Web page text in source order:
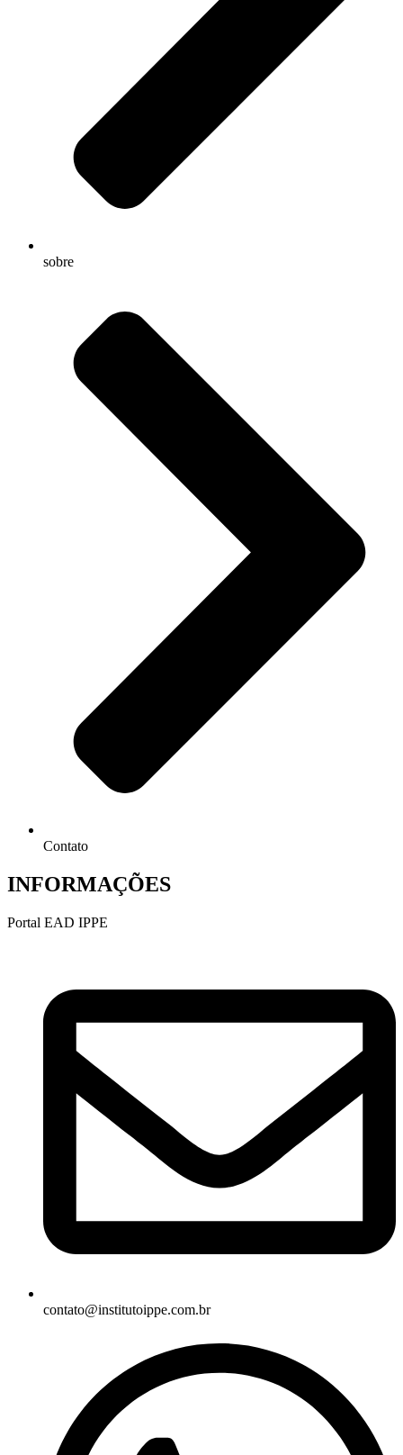
sobre
Contato
INFORMAÇÕES
Portal EAD IPPE
contato@institutoippe.com.br